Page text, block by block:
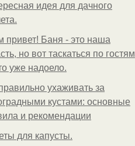
идея для дачного
привет! Баня - это наша
но вот таскаться по гостям
уже надоело.
ухаживать за
кустами: основные
и рекомендации
для капусты.